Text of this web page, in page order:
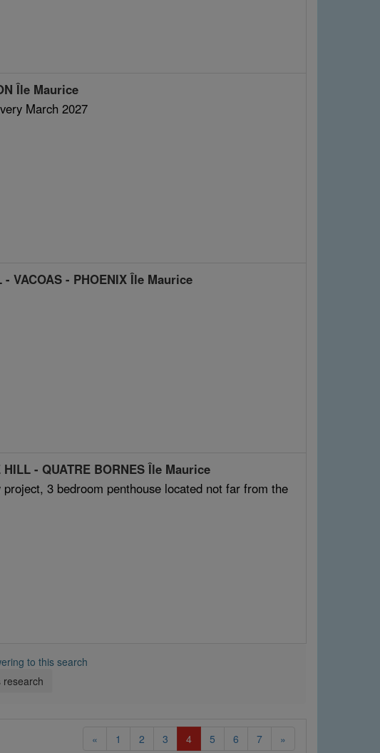
Île Maurice
March 2027
VACOAS - PHOENIX Île Maurice
- QUATRE BORNES Île Maurice
3 bedroom penthouse located not far from the
to this search
« 1 2 3 4(current)
5 6 7 »